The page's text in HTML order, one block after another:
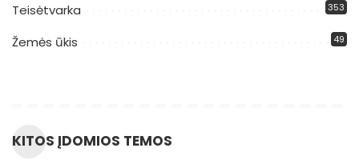
Teisėtvarka 353
Žemės ūkis 49
KITOS ĮDOMIOS TEMOS